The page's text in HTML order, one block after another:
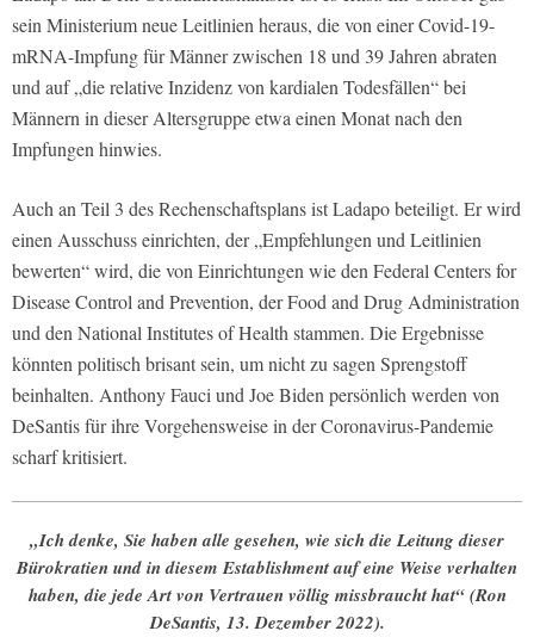
sein Ministerium neue Leitlinien heraus, die von einer Covid-19-
mRNA-Impfung für Männer zwischen 18 und 39 Jahren abraten
und auf „die relative Inzidenz von kardialen Todesfällen“ bei
Männern in dieser Altersgruppe etwa einen Monat nach den
Impfungen hinwies.
Auch an Teil 3 des Rechenschaftsplans ist Ladapo beteiligt. Er wird
einen Ausschuss einrichten, der „Empfehlungen und Leitlinien
bewerten“ wird, die von Einrichtungen wie den Federal Centers for
Disease Control and Prevention, der Food and Drug Administration
und den National Institutes of Health stammen. Die Ergebnisse
könnten politisch brisant sein, um nicht zu sagen Sprengstoff
beinhalten. Anthony Fauci und Joe Biden persönlich werden von
DeSantis für ihre Vorgehensweise in der Coronavirus-Pandemie
scharf kritisiert.
„Ich denke, Sie haben alle gesehen, wie sich die Leitung dieser
Bürokratien und in diesem Establishment auf eine Weise verhalten
haben, die jede Art von Vertrauen völlig missbraucht hat“ (Ron
DeSantis, 13. Dezember 2022).